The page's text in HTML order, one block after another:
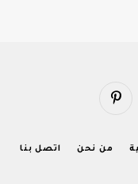
بينتيريست
من نحن اتصل بنا